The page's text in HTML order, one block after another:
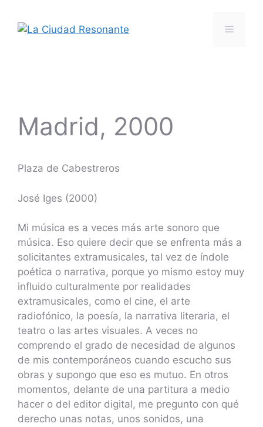
contenido
Menú
Madrid, 2000
Plaza de Cabestreros
José Iges (2000)
Mi música es a veces más arte sonoro que
música. Eso quiere decir que se enfrenta más a
solicitantes extramusicales, tal vez de índole
poética o narrativa, porque yo mismo estoy muy
influido culturalmente por realidades
extramusicales, como el cine, el arte
radiofónico, la poesía, la narrativa literaria, el
teatro o las artes visuales. A veces no
comprendo el grado de necesidad de algunos
de mis contemporáneos cuando escucho sus
obras y supongo que eso es mutuo. En otros
momentos, delante de una partitura a medio
hacer o del editor digital, me pregunto con qué
derecho unas notas, unos sonidos, una